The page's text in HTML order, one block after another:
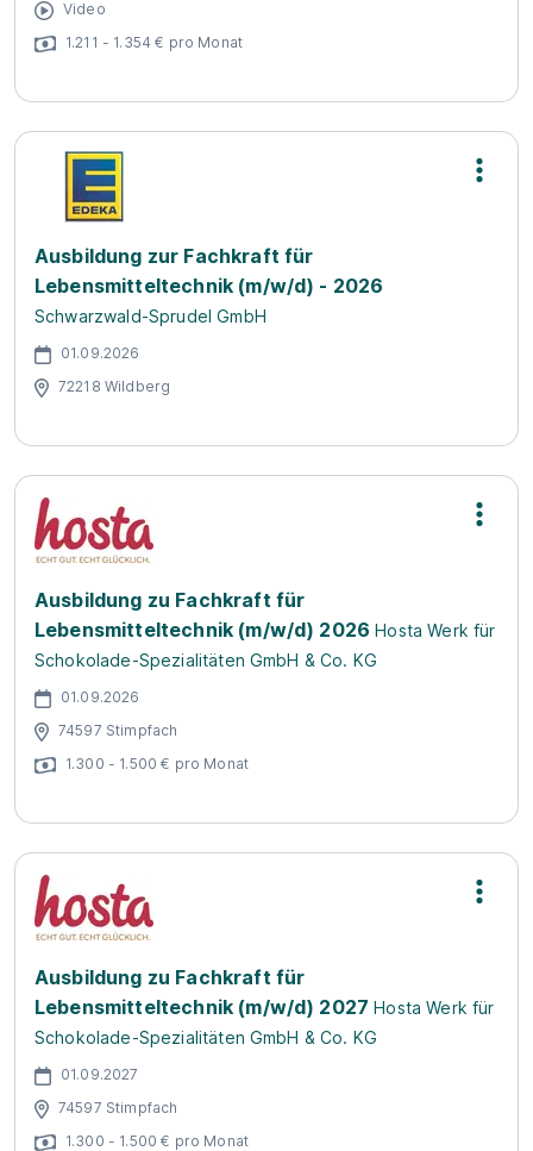
Video
1.211 - 1.354 € pro Monat
Ausbildung zur Fachkraft für
Lebensmitteltechnik (m/w/d) - 2026
Schwarzwald-Sprudel GmbH
01.09.2026
72218 Wildberg
Ausbildung zu Fachkraft für
Lebensmitteltechnik (m/w/d) 2026 Hosta Werk für
Schokolade-Spezialitäten GmbH & Co. KG
01.09.2026
74597 Stimpfach
1.300 - 1.500 € pro Monat
Ausbildung zu Fachkraft für
Lebensmitteltechnik (m/w/d) 2027 Hosta Werk für
Schokolade-Spezialitäten GmbH & Co. KG
01.09.2027
74597 Stimpfach
1.300 - 1.500 € pro Monat